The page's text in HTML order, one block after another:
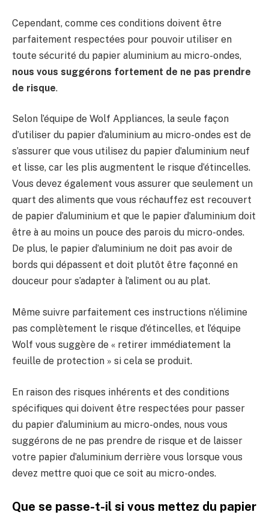
Cependant, comme ces conditions doivent être
parfaitement respectées pour pouvoir utiliser en
toute sécurité du papier aluminium au micro-ondes,
nous vous suggérons fortement de ne pas prendre
de risque.
Selon l’équipe de Wolf Appliances, la seule façon
d’utiliser du papier d’aluminium au micro-ondes est de
s’assurer que vous utilisez du papier d’aluminium neuf
et lisse, car les plis augmentent le risque d’étincelles.
Vous devez également vous assurer que seulement un
quart des aliments que vous réchauffez est recouvert
de papier d’aluminium et que le papier d’aluminium doit
être à au moins un pouce des parois du micro-ondes.
De plus, le papier d’aluminium ne doit pas avoir de
bords qui dépassent et doit plutôt être façonné en
douceur pour s’adapter à l’aliment ou au plat.
Même suivre parfaitement ces instructions n’élimine
pas complètement le risque d’étincelles, et l’équipe
Wolf vous suggère de « retirer immédiatement la
feuille de protection » si cela se produit.
En raison des risques inhérents et des conditions
spécifiques qui doivent être respectées pour passer
du papier d’aluminium au micro-ondes, nous vous
suggérons de ne pas prendre de risque et de laisser
votre papier d’aluminium derrière vous lorsque vous
devez mettre quoi que ce soit au micro-ondes.
Que se passe-t-il si vous mettez du papier